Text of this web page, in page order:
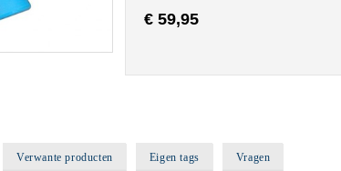
€ 59,95
Verwante producten Eigen tags Vragen